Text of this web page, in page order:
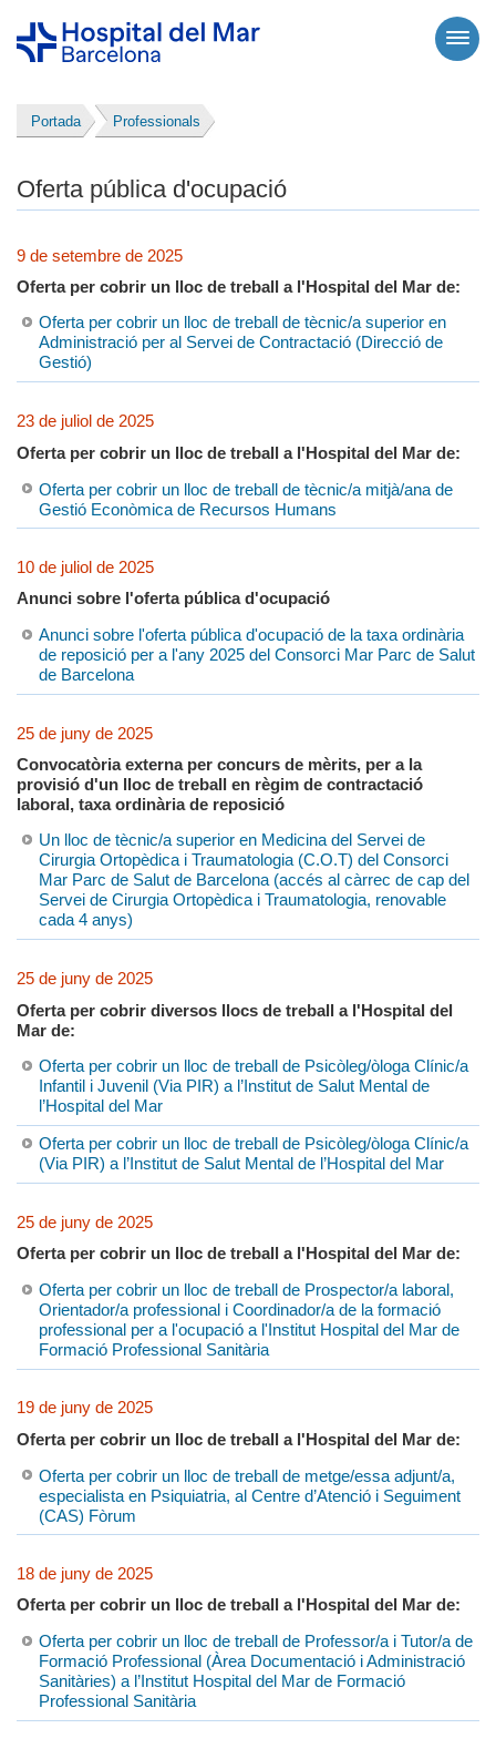
Portada Professionals
Oferta pública d'ocupació
9 de setembre de 2025
Oferta per cobrir un lloc de treball a l'Hospital del Mar de:
Oferta per cobrir un lloc de treball de tècnic/a superior en
Administració per al Servei de Contractació (Direcció de
Gestió)
23 de juliol de 2025
Oferta per cobrir un lloc de treball a l'Hospital del Mar de:
Oferta per cobrir un lloc de treball de tècnic/a mitjà/ana de
Gestió Econòmica de Recursos Humans
10 de juliol de 2025
Anunci sobre l'oferta pública d'ocupació
Anunci sobre l'oferta pública d'ocupació de la taxa ordinària
de reposició per a l'any 2025 del Consorci Mar Parc de Salut
de Barcelona
25 de juny de 2025
Convocatòria externa per concurs de mèrits, per a la
provisió d'un lloc de treball en règim de contractació
laboral, taxa ordinària de reposició
Un lloc de tècnic/a superior en Medicina del Servei de
Cirurgia Ortopèdica i Traumatologia (C.O.T) del Consorci
Mar Parc de Salut de Barcelona (accés al càrrec de cap del
Servei de Cirurgia Ortopèdica i Traumatologia, renovable
cada 4 anys)
25 de juny de 2025
Oferta per cobrir diversos llocs de treball a l'Hospital del
Mar de:
Oferta per cobrir un lloc de treball de Psicòleg/òloga Clínic/a
Infantil i Juvenil (Via PIR) a l’Institut de Salut Mental de
l’Hospital del Mar
Oferta per cobrir un lloc de treball de Psicòleg/òloga Clínic/a
(Via PIR) a l’Institut de Salut Mental de l’Hospital del Mar
25 de juny de 2025
Oferta per cobrir un lloc de treball a l'Hospital del Mar de:
Oferta per cobrir un lloc de treball de Prospector/a laboral,
Orientador/a professional i Coordinador/a de la formació
professional per a l'ocupació a l'Institut Hospital del Mar de
Formació Professional Sanitària
19 de juny de 2025
Oferta per cobrir un lloc de treball a l'Hospital del Mar de:
Oferta per cobrir un lloc de treball de metge/essa adjunt/a,
especialista en Psiquiatria, al Centre d’Atenció i Seguiment
(CAS) Fòrum
18 de juny de 2025
Oferta per cobrir un lloc de treball a l'Hospital del Mar de:
Oferta per cobrir un lloc de treball de Professor/a i Tutor/a de
Formació Professional (Àrea Documentació i Administració
Sanitàries) a l’Institut Hospital del Mar de Formació
Professional Sanitària